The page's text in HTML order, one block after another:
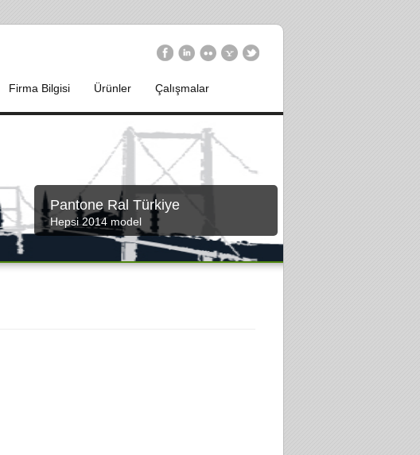
Firma Bilgisi Ürünler
Çalışmalar
Pantone Ral Türkiye
Hepsi 2014 model